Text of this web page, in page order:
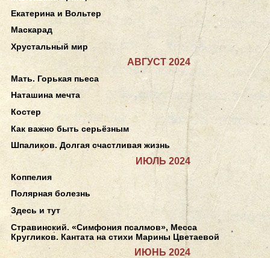
Екатерина и Вольтер
Маскарад
Хрустальный мир
АВГУСТ 2024
Мать. Горькая пьеса
Наташина мечта
Костер
Как важно быть серьёзным
Шпаликов. Долгая счастливая жизнь
ИЮЛЬ 2024
Коппелия
Полярная болезнь
Здесь и тут
Стравинский. «Симфония псалмов», Месса
Кругликов. Кантата на стихи Марины Цветаевой
ИЮНЬ 2024